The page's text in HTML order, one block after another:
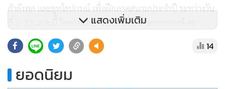
กำลังพล และยุทโธปกรณ์ เพื่อฝึกภาคสนามประจำปี ระหว่างวัน
ที่ 2- 12 เม.ย.นี้ โดยกองพลทหารม้าที่ 2 รักษาพระองค์ จะ
เคลื่อนย้ายกำลังพลไปทำการฝึกที่ ต.ดีลัง อ.พัฒนานิคม จ.ลพบุรี
และจะเคลื่อนย้ายกลับในวันที่ 9 และ12 เม.ย.นี้
นอกจากนี้ กองพลทหารปืนใหญ่ต่อสู้อากาศยาน (ปตอ.) จะ
แสดงเพิ่มเติม
14
ยอดนิยม